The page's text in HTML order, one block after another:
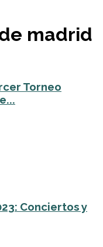
madrid
Torneo
Conciertos y